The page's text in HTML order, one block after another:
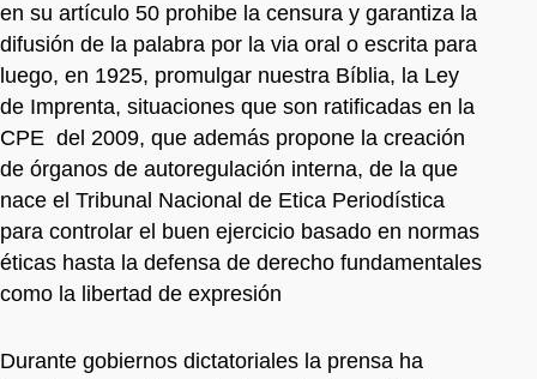
en su artículo 50 prohibe la censura y garantiza la
difusión de la palabra por la via oral o escrita para
luego, en 1925, promulgar nuestra Bíblia, la Ley
de Imprenta, situaciones que son ratificadas en la
CPE del 2009, que además propone la creación
de órganos de autoregulación interna, de la que
nace el Tribunal Nacional de Etica Periodística
para controlar el buen ejercicio basado en normas
éticas hasta la defensa de derecho fundamentales
como la libertad de expresión
Durante gobiernos dictatoriales la prensa ha